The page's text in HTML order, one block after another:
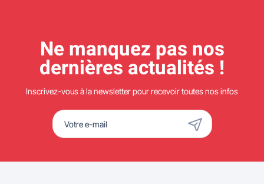
Ne manquez pas nos
dernières actualités !
Inscrivez-vous à la newsletter pour recevoir toutes nos infos